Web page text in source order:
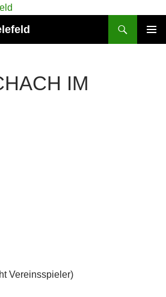
IM
Vereinsspieler)